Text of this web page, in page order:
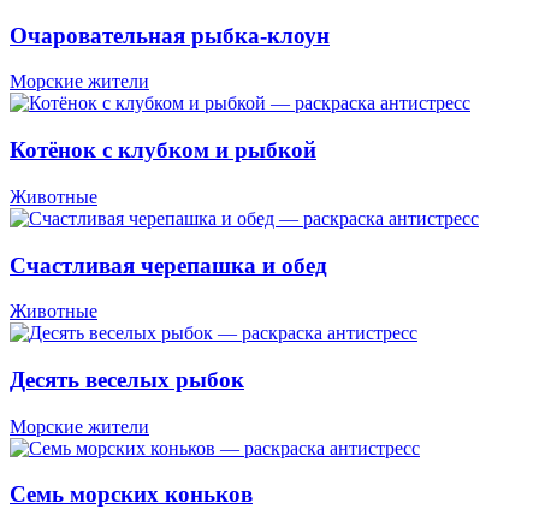
Очаровательная рыбка-клоун
Морские жители
Котёнок с клубком и рыбкой
Животные
Счастливая черепашка и обед
Животные
Десять веселых рыбок
Морские жители
Семь морских коньков